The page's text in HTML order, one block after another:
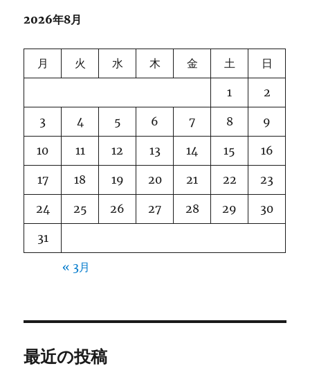
2026年8月
月 火 水 木 金 土 日
1 2
3 4 5 6 7 8 9
10 11 12 13 14 15 16
17 18 19 20 21 22 23
24 25 26 27 28 29 30
31
« 3月
最近の投稿